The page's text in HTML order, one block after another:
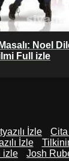
Noel
Full izle
İzle
İzle
izle Josh